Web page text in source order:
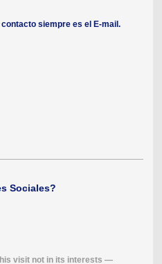
siempre es el E-mail.
Sociales?
visit not in its interests —